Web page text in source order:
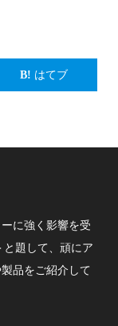
はてブ
に強く影響を受
と題して、頑にア
品をご紹介して